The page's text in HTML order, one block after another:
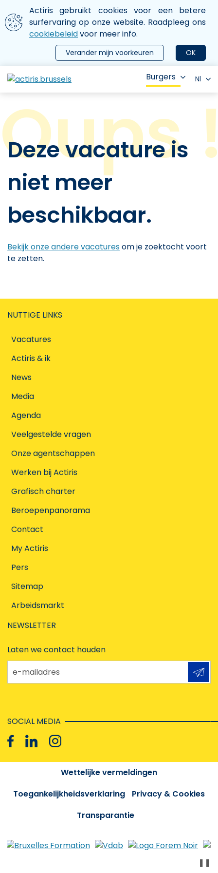
Aller au contenu principal
We gebruiken cookies
Actiris gebruikt cookies voor een betere
surfervaring op onze website. Raadpleeg ons
cookiebeleidvoor meer info.
OK
Verander mijn voorkeuren
le menu
Burgers Nl
Deze vacature is
niet meer
beschikbaar.
Bekijk onze andere vacaturesom je zoektocht voort
te zetten.
NUTTIGE LINKS
Vacatures
Actiris & ik
News
Media
Agenda
Veelgestelde vragen
Onze agentschappen
Werken bij Actiris
Grafisch charter
Beroepenpanorama
Contact
My Actiris
Pers
Sitemap
Arbeidsmarkt
NEWSLETTER
Laten we contact houden
e-mailadres
SOCIAL MEDIA
Wettelijke vermeldingen
Toegankelijkheidsverklaring
Privacy & Cookies
Transparantie
❚❚